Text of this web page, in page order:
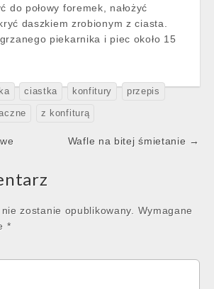
do połowy foremek, nałożyć
daszkiem zrobionym z ciasta.
piekarnika i piec około 15
ciastka konfitury przepis
z konfiturą
Wafle na bitej śmietanie →
zostanie opublikowany.
Wymagane
*